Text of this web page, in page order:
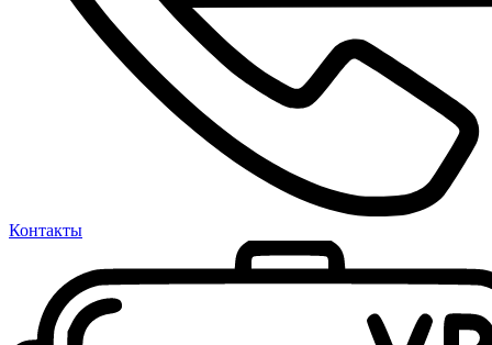
Контакты